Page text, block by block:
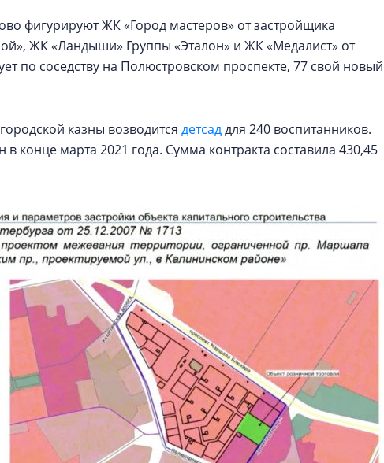
фигурируют ЖК «Город мастеров» от застройщика
ЖК «Ландыши» Группы «Эталон» и ЖК «Медалист» от
по соседству на Полюстровском проспекте, 77 свой новый
казны возводится детсаддля 240 воспитанников.
конце марта 2021 года. Сумма контракта составила 430,45